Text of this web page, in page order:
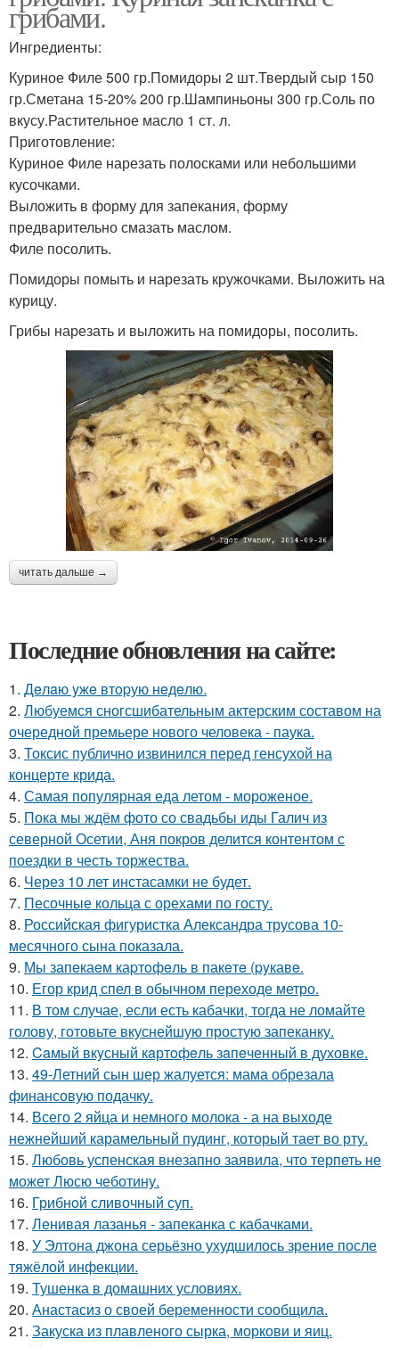
грибами.
Ингредиенты:
Куриное Филе 500 гр.Помидоры 2 шт.Твердый сыр 150
гр.Сметана 15-20% 200 гр.Шампиньоны 300 гр.Соль по
вкусу.Растительное масло 1 ст. л.
Приготовление:
Куриное Филе нарезать полосками или небольшими
кусочками.
Выложить в форму для запекания, форму
предварительно смазать маслом.
Филе посолить.
Помидоры помыть и нарезать кружочками. Выложить на
курицу.
Грибы нарезать и выложить на помидоры, посолить.
читать дальше →
Последние обновления на сайте:
1. Дeлaю yжe втopую нeдeлю.
2. Любуемся сногсшибательным актерским составом на
очередной премьере нового человека - паука.
3. Токсис публично извинился перед генсухой на
концерте крида.
4. Самая популярная еда летом - мороженое.
5. Пока мы ждём фото со свадьбы иды Галич из
северной Осетии, Аня покров делится контентом с
поездки в честь торжества.
6. Через 10 лет инстасамки не будет.
7. Песочные кольца с орехами по госту.
8. Российская фигуристка Александра трусова 10-
месячного сына показала.
9. Мы запeкаeм каpтoфeль в пакeтe (pyкавe.
10. Егор крид спел в обычном переходе метро.
11. В том случае, если есть кабачки, тогда не ломайте
голову, готовьте вкуснейшую простую запеканку.
12. Caмый вкyсный кaртoфeль зaпeченный в духовке.
13. 49-Летний сын шер жалуется: мама обрезала
финансовую подачку.
14. Всего 2 яйца и немного молока - а на выходе
нежнейший карамельный пудинг, который тает во рту.
15. Любовь успенская внезапно заявила, что терпеть не
может Люсю чеботину.
16. Грибнoй сливочный суп.
17. Ленивая лазанья - запеканка с кабачками.
18. У Элтона джона серьёзно ухудшилось зрение после
тяжёлой инфекции.
19. Тушенка в домашних условиях.
20. Анастасиз о своей беременности сообщила.
21. Закуска из плавленого сырка, моркови и яиц.